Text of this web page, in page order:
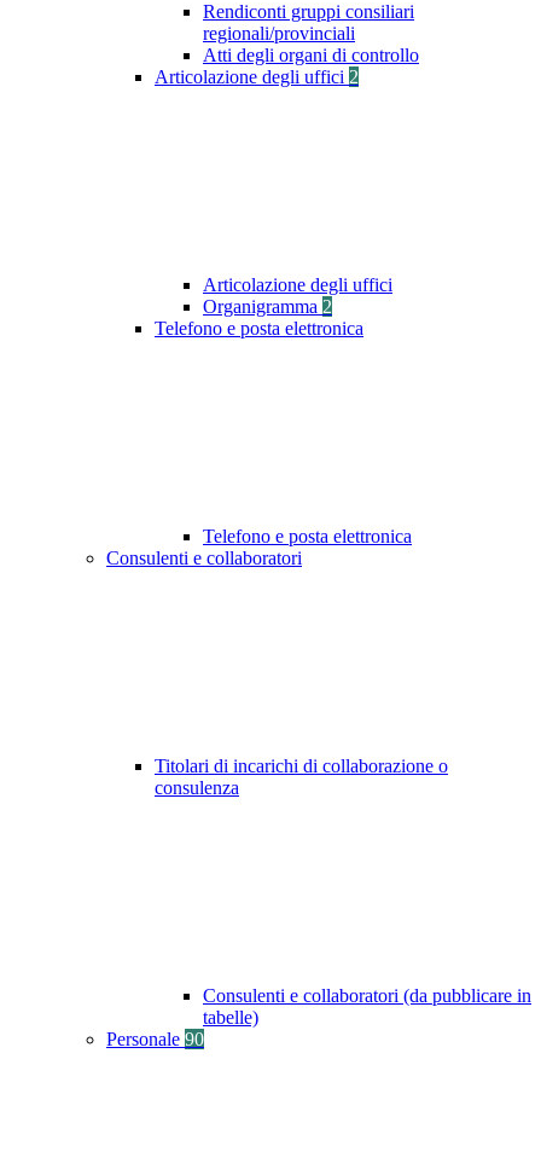
Rendiconti gruppi consiliari
regionali/provinciali
Atti degli organi di controllo
Articolazione degli uffici 2
Articolazione degli uffici
Organigramma 2
Telefono e posta elettronica
Telefono e posta elettronica
Consulenti e collaboratori
Titolari di incarichi di collaborazione o
consulenza
Consulenti e collaboratori (da pubblicare in
tabelle)
Personale 90